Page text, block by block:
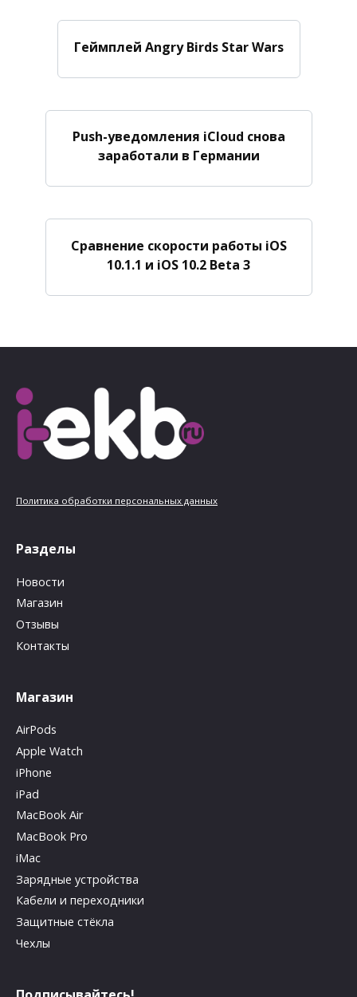
Геймплей Angry Birds Star Wars
Push-уведомления iCloud снова
заработали в Германии
Сравнение скорости работы iOS
10.1.1 и iOS 10.2 Beta 3
Политика обработки персональных данных
Разделы
Новости
Магазин
Отзывы
Контакты
Магазин
AirPods
Apple Watch
iPhone
iPad
MacBook Air
MacBook Pro
iMac
Зарядные устройства
Кабели и переходники
Защитные стёкла
Чехлы